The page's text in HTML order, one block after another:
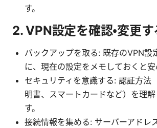
す。
2. VPN設定を確認・変更
バックアップを取る: 既存のVPN設
に、現在の設定をメモしておくと安
セキュリティを意識する: 認証方法
明書、スマートカードなど）を理
す。
接続情報を集める: サーバーアドレ